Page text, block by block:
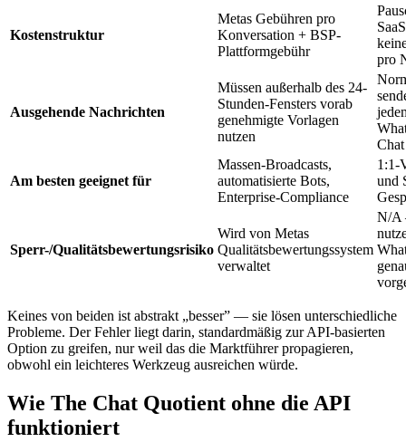
Kostenstruktur
Metas Gebühren pro
Konversation + BSP-
Plattformgebühr
pro
Ausgehende Nachrichten
Müssen außerhalb des 24-
Stunden-Fensters vorab
genehmigte Vorlagen
nutzen
Chat
Am besten geeignet für
Massen-Broadcasts,
automatisierte Bots,
Enterprise-Compliance
1:1-
und
Sperr-/Qualitätsbewertungsrisiko
Wird von Metas
Qualitätsbewertungssystem
verwaltet
N/A
Keines von beiden ist abstrakt „besser” — sie lösen unterschiedliche
Probleme. Der Fehler liegt darin, standardmäßig zur API-basierten
Option zu greifen, nur weil das die Marktführer propagieren,
obwohl ein leichteres Werkzeug ausreichen würde.
Wie The Chat Quotient ohne die API
funktioniert